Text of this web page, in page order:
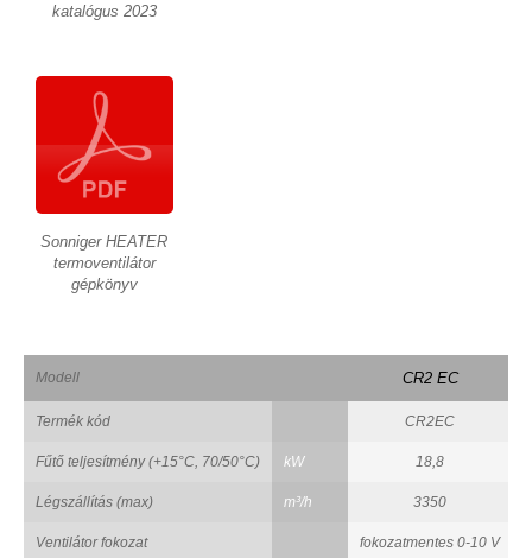
katalógus 2023
Sonniger HEATER
termoventilátor
gépkönyv
Modell CR2 EC
Termék kód CR2EC
Fűtő teljesítmény (+15°C, 70/50°C) kW 18,8
Légszállítás (max) m³/h 3350
Ventilátor fokozat fokozatmentes 0-10 V